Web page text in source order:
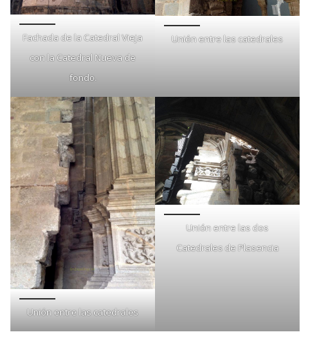
Fachada de la Catedral Vieja
con la Catedral Nueva de
fondo.
Unión entre las catedrales
Unión entre las catedrales
Unión entre las dos
Catedrales de Plasencia